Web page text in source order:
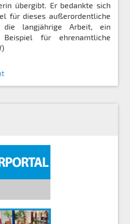
übergibt. Er bedankte sich
für dieses außerordentliche
die langjährige Arbeit, ein
Beispiel für ehrenamtliche